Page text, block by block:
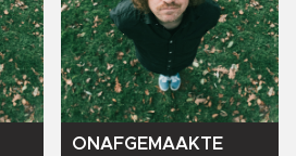
ONAFGEMAAKTE